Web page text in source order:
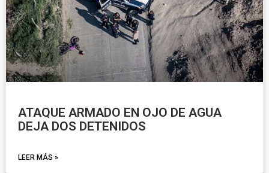
ATAQUE ARMADO EN OJO DE AGUA
DEJA DOS DETENIDOS
LEER MÁS »